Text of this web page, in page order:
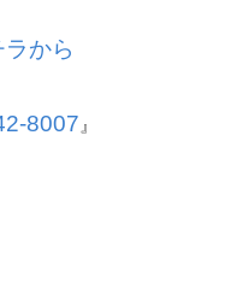
から
8007 』